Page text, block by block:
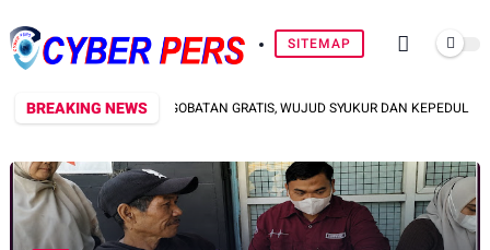
SITEMAP
BREAKING NEWS
GELAR PENGOBATAN GRATIS, WUJUD SYUKUR DAN KEPEDULIAN KEPADA